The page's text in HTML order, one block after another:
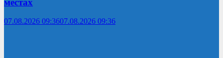
07.08.2026 09:3607.08.2026 09:36